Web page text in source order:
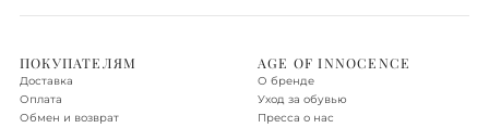
Доставка по Новой Москве, Санкт-Петербургу, Московской
области, Ленинградской области
ПОКУПАТЕЛЯМ
Доставка
Оплата
Обмен и возврат
AGE OF INNOCENCE
О бренде
Уход за обувью
Пресса о нас